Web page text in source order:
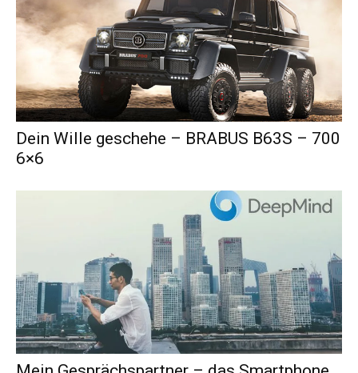
Dein Wille geschehe – BRABUS B63S – 700
6×6